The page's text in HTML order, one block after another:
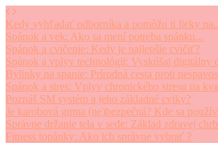
Kedy vyhľadať odborníka a pomôžu ti lieky
Spánok a vek: Ako sa mení potreba spánku...
Spánok a cvičenie: Kedy je najlepšie cvičiť?
Spánok a vplyv technológii: Vyskúšaj digitálny
Bylinky na spanie: Prírodná cesta proti
Spánok a stres: Vplyv chronického stresu na
Poznáš SM systém a jeho základné cviky?
Je karobová guma (ne)bezpečná? Kde sa
Správne držanie tela v sede: Základ zdravej
Fitness topánky: Ako ich správne vybrať ?